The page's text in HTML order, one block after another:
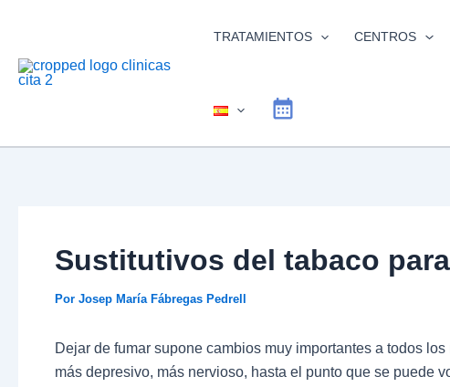
contenido
TRATAMIENTOS CENTROS
Sustitutivos del tabaco
Por Josep María Fábregas Pedrell
Dejar de fumar supone cambios muy importantes a todos
más depresivo, más nervioso, hasta el punto que se puede